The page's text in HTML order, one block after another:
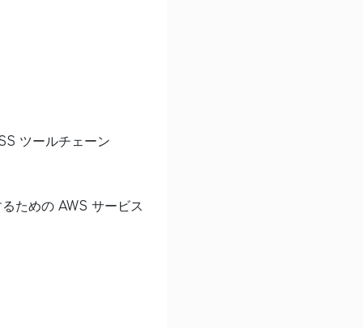
ツールチェーン
ための AWS サービス